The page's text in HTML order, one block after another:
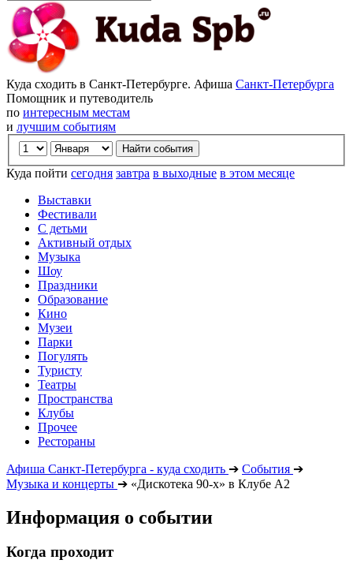
Куда сходить в Санкт-Петербурге. Афиша Санкт-Петербурга
Помощник и путеводитель
по интересным местам
и лучшим событиям
Куда пойти сегодня завтра в выходные в этом месяце
Выставки
Фестивали
С детьми
Активный отдых
Музыка
Шоу
Праздники
Образование
Кино
Музеи
Парки
Погулять
Туристу
Театры
Пространства
Клубы
Прочее
Рестораны
Афиша Санкт-Петербурга - куда сходить ➔ События ➔
Музыка и концерты ➔ «Дискотека 90-х» в Клубе А2
Информация о событии
Когда проходит